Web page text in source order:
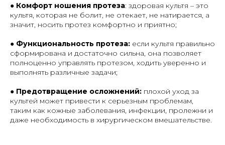
● Комфорт ношения протеза: здоровая культя – это
культя, которая не болит, не отекает, не натирается, а
значит, носить протез комфортно и приятно;
● Функциональность протеза: если культя правильно
сформирована и достаточно сильна, она позволяет
полноценно управлять протезом, ходить уверенно и
выполнять различные задачи;
● Предотвращение осложнений: плохой уход за
культей может привести к серьезным проблемам,
таким как кожные заболевания, инфекции, пролежни и
даже необходимость в хирургическом вмешательстве.